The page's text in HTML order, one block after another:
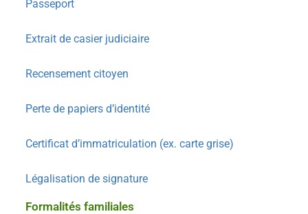
Passeport
Extrait de casier judiciaire
Recensement citoyen
Perte de papiers d’identité
Certificat d’immatriculation (ex. carte grise)
Légalisation de signature
Formalités familiales